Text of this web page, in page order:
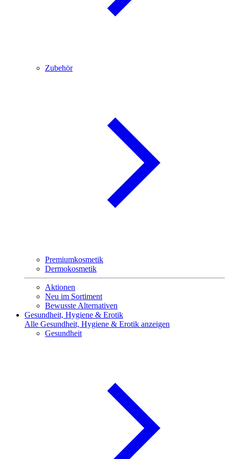
Zubehör
Premiumkosmetik
Dermokosmetik
Aktionen
Neu im Sortiment
Bewusste Alternativen
Gesundheit, Hygiene & Erotik
Alle Gesundheit, Hygiene & Erotik anzeigen
Gesundheit